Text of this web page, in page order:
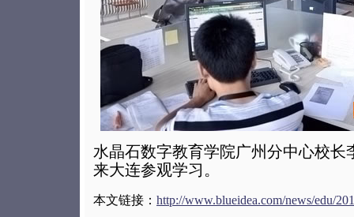
水晶石数字教育学院广州分中心校长
来大连参观学习。
本文链接： http://www.blueidea.com/news/edu/